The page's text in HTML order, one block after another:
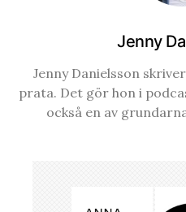
Jenny
Jenny Danielsson
prata. Det gör hon i
också en av